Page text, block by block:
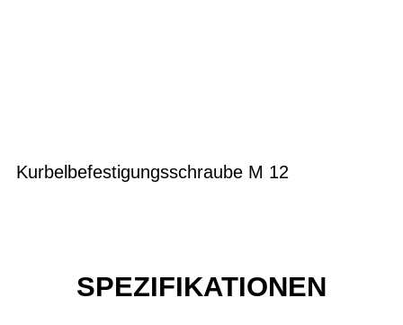
Kurbelbefestigungsschraube M 12
SPEZIFIKATIONEN